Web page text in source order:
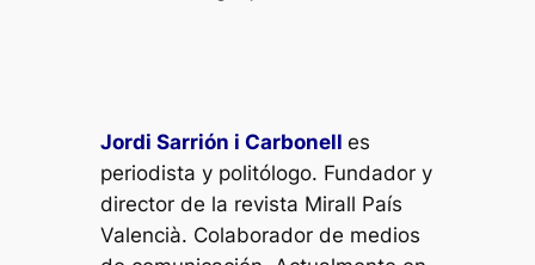
Jordi Sarrión i Carbonell es
periodista y politólogo. Fundador y
director de la revista Mirall País
Valencià. Colaborador de medios